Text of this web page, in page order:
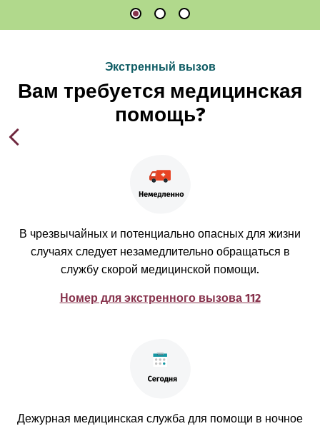
Экстренный вызов
Вам требуется медицинская
помощь?
В чрезвычайных и потенциально опасных для жизни
случаях следует незамедлительно обращаться в
службу скорой медицинской помощи.
Номер для экстренного вызова 112
Дежурная медицинская служба для помощи в ночное